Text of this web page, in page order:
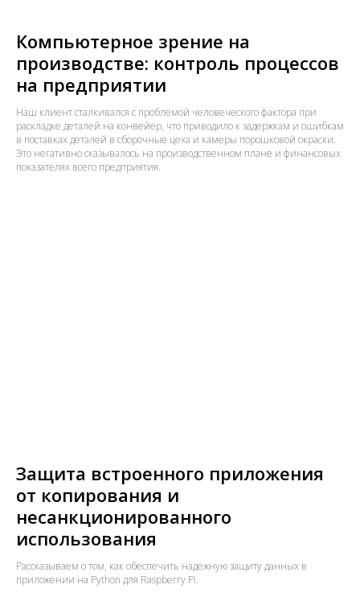
Компьютерное зрение на
производстве: контроль процессов
на предприятии
Наш клиент сталкивался с проблемой человеческого фактора при
раскладке деталей на конвейер, что приводило к задержкам и ошибкам
в поставках деталей в сборочные цеха и камеры порошковой окраски.
Это негативно сказывалось на производственном плане и финансовых
показателях всего предприятия.
Защита встроенного приложения
от копирования и
несанкционированного
использования
Рассказываем о том, как обеспечить надежную защиту данных в
приложении на Python для Raspberry Pi.